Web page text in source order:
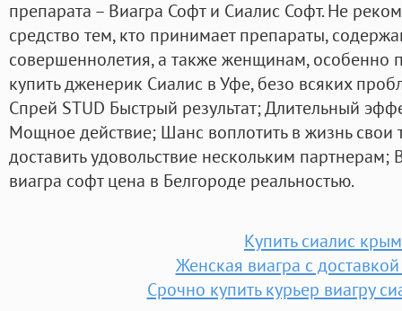
препарата – Виагра Софт и Сиалис Софт. Не
средство тем, кто принимает препараты,
совершеннолетия, а также женщинам, особенно
купить дженерик Сиалис в Уфе, безо всяких
Спрей STUD Быстрый результат; Длительный
Мощное действие; Шанс воплотить в жизнь свои
доставить удовольствие нескольким
виагра софт цена в Белгороде реальностью.
Купить сиалис крым
Женская виагра с доставкой
Срочно купить курьер виагру